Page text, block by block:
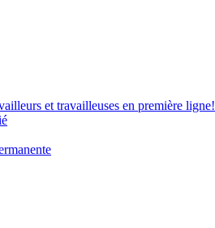
et travailleuses en première ligne!